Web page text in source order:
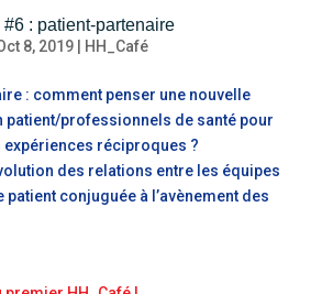
: patient-partenaire
8, 2019| HH_Café
: comment penser une nouvelle
patient/professionnels de santé pour
réciproques ?
des relations entre les équipes
patient conjuguée à l’avènement des